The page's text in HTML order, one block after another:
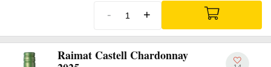
- +
Raimat Castell Chardonnay